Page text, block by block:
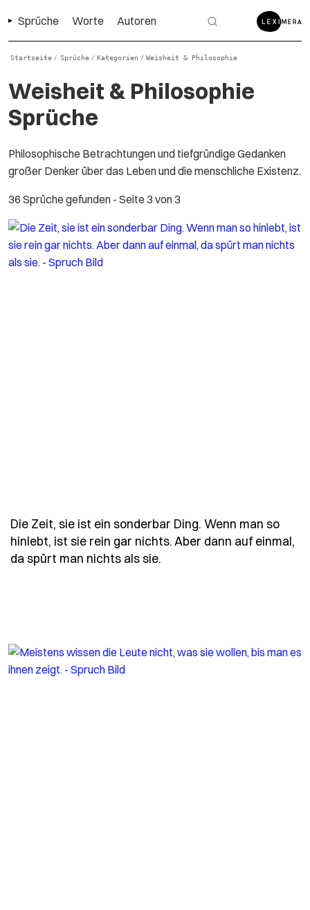
Sprüche Worte Autoren
Startseite / Sprüche / Kategorien / Weisheit & Philosophie
Weisheit & Philosophie
Sprüche
Philosophische Betrachtungen und tiefgründige Gedanken
großer Denker über das Leben und die menschliche Existenz.
36 Sprüche gefunden - Seite 3 von 3
Die Zeit, sie ist ein sonderbar Ding. Wenn man so
hinlebt, ist sie rein gar nichts. Aber dann auf einmal,
da spürt man nichts als sie.